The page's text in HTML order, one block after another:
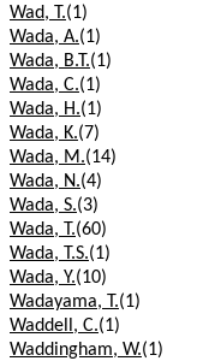
Wad, T.(1)
Wada, A.(1)
Wada, B.T.(1)
Wada, C.(1)
Wada, H.(1)
Wada, K.(7)
Wada, M.(14)
Wada, N.(4)
Wada, S.(3)
Wada, T.(60)
Wada, T.S.(1)
Wada, Y.(10)
Wadayama, T.(1)
Waddell, C.(1)
Waddingham, W.(1)